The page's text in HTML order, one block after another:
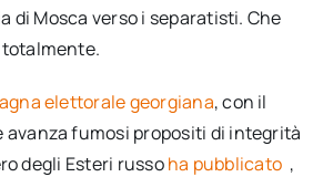
di Mosca verso i separatisti. Che
elettorale georgiana, con il
avanza fumosi propositi di integrità
degli Esteri russoha pubblicato ,